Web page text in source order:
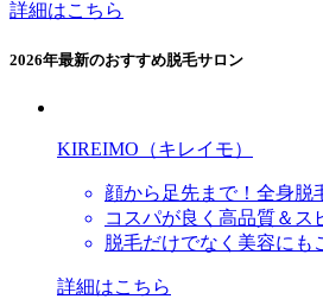
詳細はこちら
2026年最新のおすすめ脱毛サロン
KIREIMO（キレイモ）
顔から足先まで！全身脱
コスパが良く高品質＆ス
脱毛だけでなく美容にも
詳細はこちら